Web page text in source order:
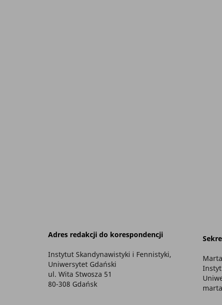
Adres redakcji do korespondencji
Instytut Skandynawistyki i Fennistyki,
Uniwersytet Gdański
ul. Wita Stwosza 51
80-308 Gdańsk